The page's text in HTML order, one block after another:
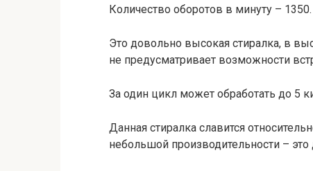
Количество оборотов в минуту – 1350.
Это довольно высокая стиралка, в
не предусматривает возможности
За один цикл может обработать до 5
Данная стиралка славится
небольшой производительности – это